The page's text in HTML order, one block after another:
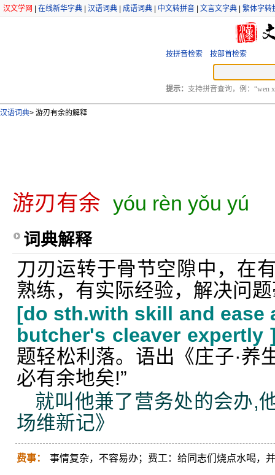
汉文学网 在线新华字典 汉语词典 成语词典 中文转拼音 文言文字典 繁体字转
按拼音检索 按部首检索
提示： 支持拼音查询，例：“wen
汉语词典> 游刃有余的解释
游刃有余 yóu rèn yǒu yú
词典解释
刀刃运转于骨节空隙中，在
熟练，有实际经验，解决问
[do sth.with skill and ease
butcher's cleaver expertly
题轻松利落。语出《庄子·养
必有余地矣!”
就叫他兼了营务处的会办
场维新记》
费事： 事情复杂，不容易办；费工：给同志们烧点水喝，